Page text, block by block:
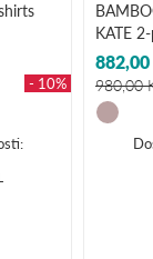
- 10%
KATE
882,00
980,00